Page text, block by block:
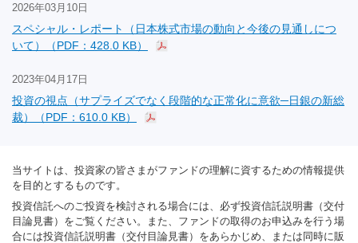
2026年03月10日
スペシャル・レポート（日本株式市場の動向と今後の見通しにつ
いて）（PDF：428.0 KB）
2023年04月17日
投資の視点（サプライズでなく段階的な正常化に意欲─日銀の新総
裁）（PDF：610.0 KB）
当サイトは、投資家の皆さまがファンドの理解に資するための情報提供
を目的とするものです。
投資信託へのご投資を検討される場合には、必ず投資信託説明書（交付
目論見書）をご覧ください。また、ファンドの取得のお申込みを行う場
合には投資信託説明書（交付目論見書）をあらかじめ、または同時に販